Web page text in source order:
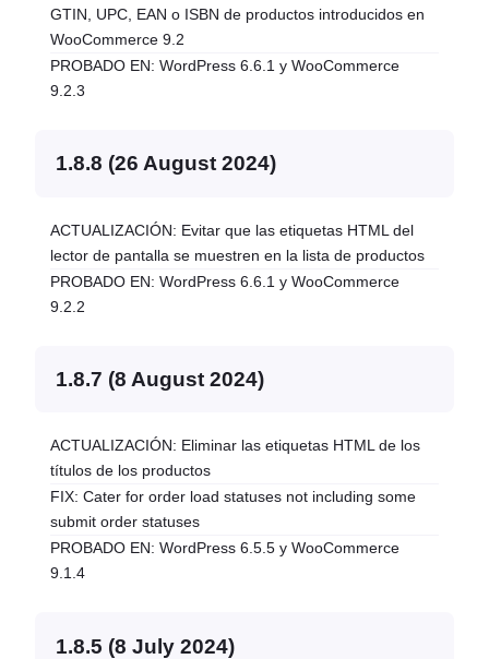
GTIN, UPC, EAN o ISBN de productos introducidos en
WooCommerce 9.2
PROBADO EN: WordPress 6.6.1 y WooCommerce
9.2.3
1.8.8 (26 August 2024)
ACTUALIZACIÓN: Evitar que las etiquetas HTML del
lector de pantalla se muestren en la lista de productos
PROBADO EN: WordPress 6.6.1 y WooCommerce
9.2.2
1.8.7 (8 August 2024)
ACTUALIZACIÓN: Eliminar las etiquetas HTML de los
títulos de los productos
FIX: Cater for order load statuses not including some
submit order statuses
PROBADO EN: WordPress 6.5.5 y WooCommerce
9.1.4
1.8.5 (8 July 2024)